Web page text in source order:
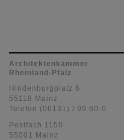
Architektenkammer
Rheinland-Pfalz
Hindenburgplatz 6
55118 Mainz
Telefon (06131) / 99 60-0
Postfach 1150
55001 Mainz